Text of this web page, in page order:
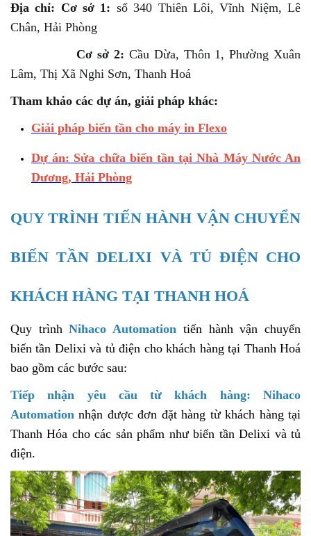
Địa chỉ: Cơ sở 1: số 340 Thiên Lôi, Vĩnh Niệm, Lê
Chân, Hải Phòng
Cơ sở 2: Cầu Dừa, Thôn 1, Phường Xuân
Lâm, Thị Xã Nghi Sơn, Thanh Hoá
Tham khảo các dự án, giải pháp khác:
Giải pháp biến tần cho máy in Flexo
Dự án: Sửa chữa biến tần tại Nhà Máy Nước An
Dương, Hải Phòng
QUY TRÌNH TIẾN HÀNH VẬN CHUYỂN
BIẾN TẦN DELIXI VÀ TỦ ĐIỆN CHO
KHÁCH HÀNG TẠI THANH HOÁ
Quy trìnhNihaco Automation tiến hành vận chuyển
biến tần Delixi và tủ điện cho khách hàng tại Thanh Hoá
bao gồm các bước sau:
Tiếp nhận yêu cầu từ khách hàng:
Nihaco
Automation nhận được đơn đặt hàng từ khách hàng tại
Thanh Hóa cho các sản phẩm như biến tần Delixi và tủ
điện.